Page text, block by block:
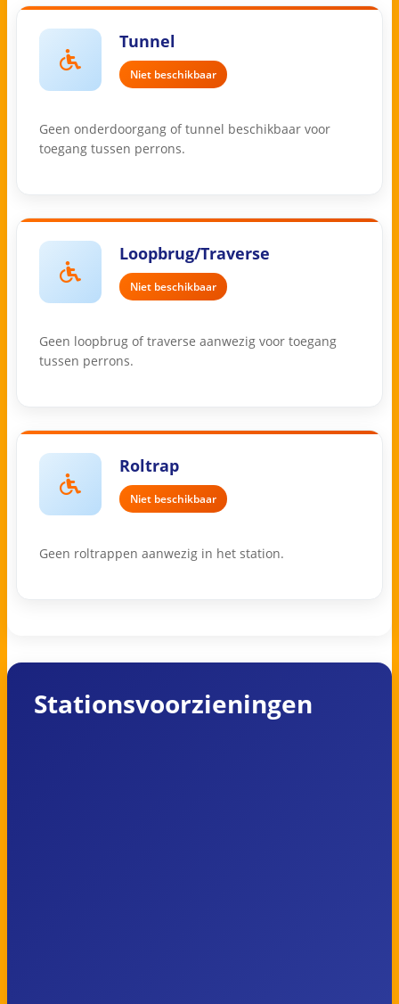
Tunnel
Niet beschikbaar
Geen onderdoorgang of tunnel beschikbaar voor
toegang tussen perrons.
Loopbrug/Traverse
Niet beschikbaar
Geen loopbrug of traverse aanwezig voor toegang
tussen perrons.
Roltrap
Niet beschikbaar
Geen roltrappen aanwezig in het station.
Stationsvoorzieningen